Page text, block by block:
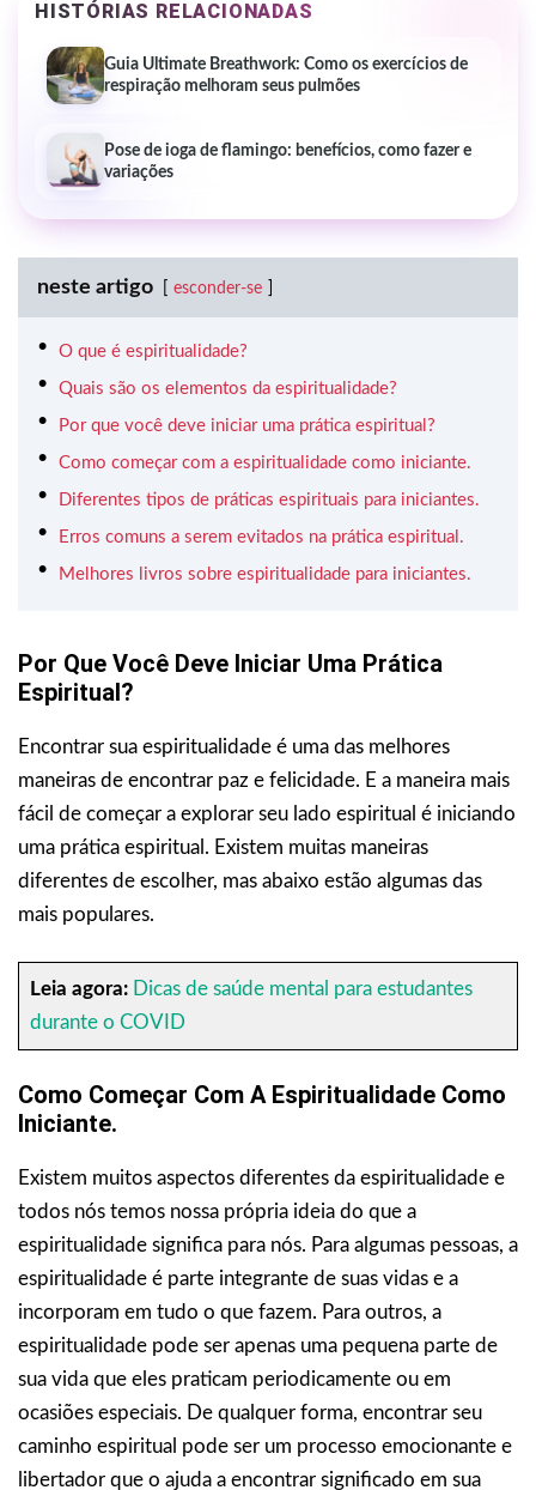
HISTÓRIAS RELACIONADAS
Guia Ultimate Breathwork: Como os exercícios de
respiração melhoram seus pulmões
Pose de ioga de flamingo: benefícios, como fazer e
variações
neste artigo esconder-se
O que é espiritualidade?
Quais são os elementos da espiritualidade?
Por que você deve iniciar uma prática espiritual?
Como começar com a espiritualidade como iniciante.
Diferentes tipos de práticas espirituais para iniciantes.
Erros comuns a serem evitados na prática espiritual.
Melhores livros sobre espiritualidade para iniciantes.
Por Que Você Deve Iniciar Uma Prática
Espiritual?
Encontrar sua espiritualidade é uma das melhores
maneiras de encontrar paz e felicidade. E a maneira mais
fácil de começar a explorar seu lado espiritual é iniciando
uma prática espiritual. Existem muitas maneiras
diferentes de escolher, mas abaixo estão algumas das
mais populares.
Leia agora: Dicas de saúde mental para estudantes
durante o COVID
Como Começar Com A Espiritualidade Como
Iniciante.
Existem muitos aspectos diferentes da espiritualidade e
todos nós temos nossa própria ideia do que a
espiritualidade significa para nós. Para algumas pessoas, a
espiritualidade é parte integrante de suas vidas e a
incorporam em tudo o que fazem. Para outros, a
espiritualidade pode ser apenas uma pequena parte de
sua vida que eles praticam periodicamente ou em
ocasiões especiais. De qualquer forma, encontrar seu
caminho espiritual pode ser um processo emocionante e
libertador que o ajuda a encontrar significado em sua